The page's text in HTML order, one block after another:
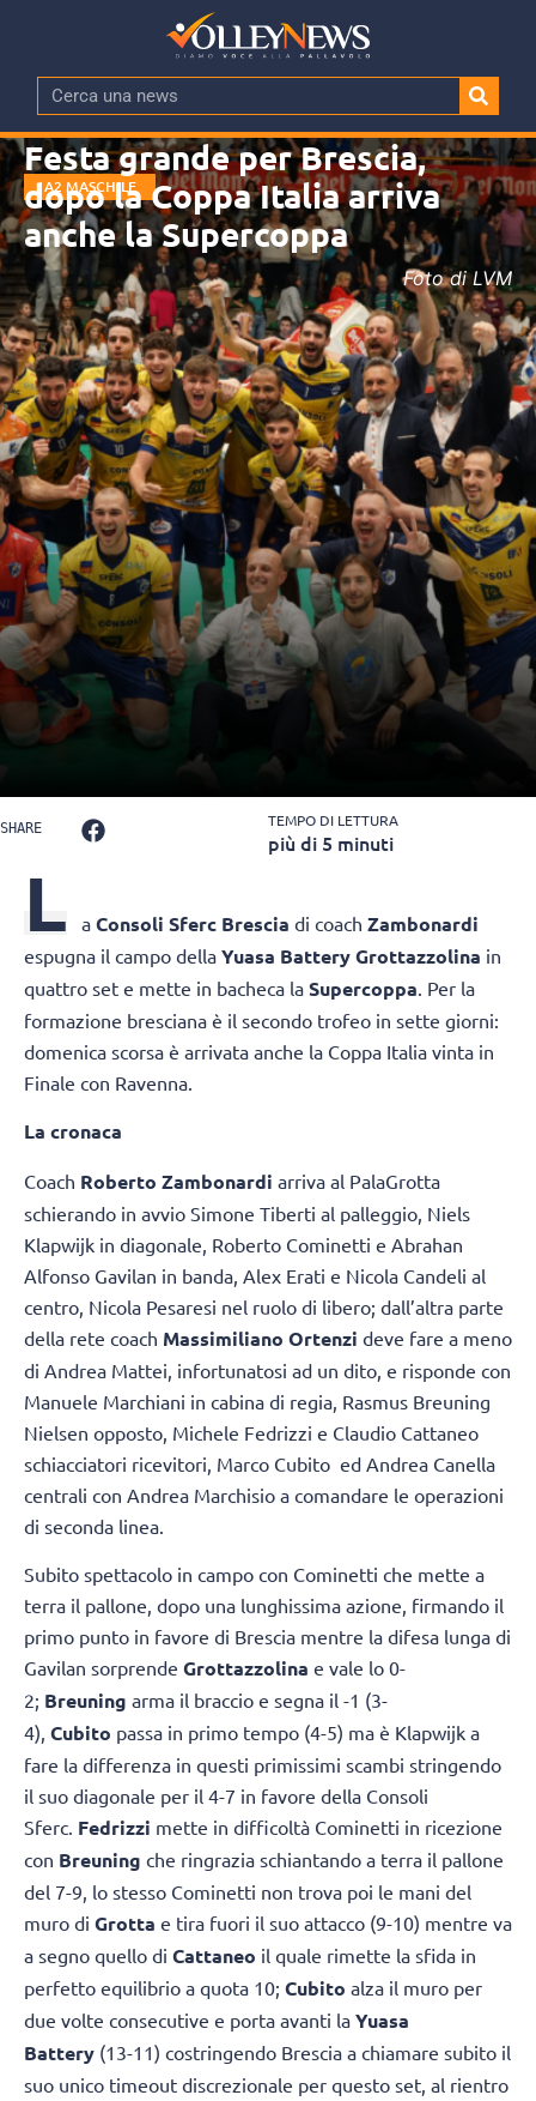
A2 MASCHILE
Festa grande per Brescia,
dopo la Coppa Italia arriva
anche la Supercoppa
Foto di LVM
SHARE TEMPO DI LETTURA
più di 5 minuti
L a Consoli Sferc Brescia di coach Zambonardi
espugna il campo della Yuasa Battery Grottazzolina in
quattro set e mette in bacheca la Supercoppa. Per la
formazione bresciana è il secondo trofeo in sette giorni:
domenica scorsa è arrivata anche la Coppa Italia vinta in
Finale con Ravenna.
La cronaca
Coach Roberto Zambonardi arriva al PalaGrotta
schierando in avvio Simone Tiberti al palleggio, Niels
Klapwijk in diagonale, Roberto Cominetti e Abrahan
Alfonso Gavilan in banda, Alex Erati e Nicola Candeli al
centro, Nicola Pesaresi nel ruolo di libero; dall’altra parte
della rete coach Massimiliano Ortenzi deve fare a meno
di Andrea Mattei, infortunatosi ad un dito, e risponde con
Manuele Marchiani in cabina di regia, Rasmus Breuning
Nielsen opposto, Michele Fedrizzi e Claudio Cattaneo
schiacciatori ricevitori, Marco Cubito ed Andrea Canella
centrali con Andrea Marchisio a comandare le operazioni
di seconda linea.
Subito spettacolo in campo con Cominetti che mette a
terra il pallone, dopo una lunghissima azione, firmando il
primo punto in favore di Brescia mentre la difesa lunga di
Gavilan sorprende Grottazzolina e vale lo 0-
2; Breuning arma il braccio e segna il -1 (3-
4), Cubito passa in primo tempo (4-5) ma è Klapwijk a
fare la differenza in questi primissimi scambi stringendo
il suo diagonale per il 4-7 in favore della Consoli
Sferc. Fedrizzi mette in difficoltà Cominetti in ricezione
con Breuning che ringrazia schiantando a terra il pallone
del 7-9, lo stesso Cominetti non trova poi le mani del
muro di Grotta e tira fuori il suo attacco (9-10) mentre va
a segno quello di Cattaneo il quale rimette la sfida in
perfetto equilibrio a quota 10; Cubito alza il muro per
due volte consecutive e porta avanti la Yuasa
Battery (13-11) costringendo Brescia a chiamare subito il
suo unico timeout discrezionale per questo set, al rientro